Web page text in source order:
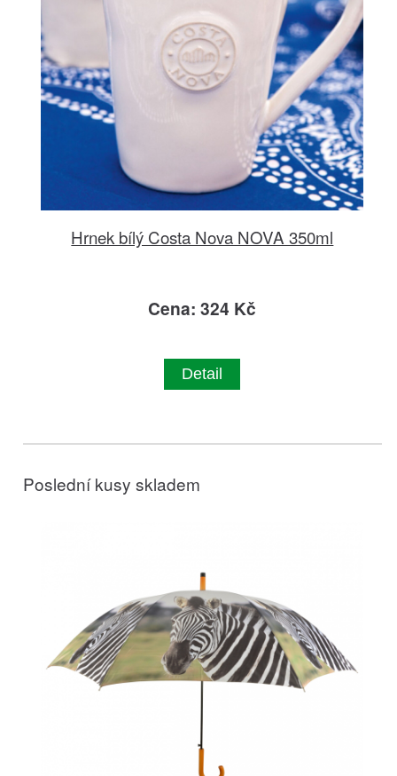
Hrnek bílý Costa Nova NOVA 350ml
Cena: 324 Kč
Detail
Poslední kusy skladem